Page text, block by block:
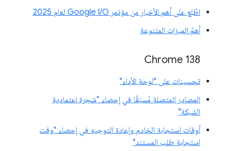
اطّلِع على أهم الأخبار من مؤتمر Google I/O لعام 2025
أهمّ الميزات المتنوعة
‫Chrome 138
تحسينات على "لوحة الأداء"
المصادر المتصلة مُسبَقًا في إحصاء "شجرة اعتمادية
الشبكة"
أوقات استجابة الخادم وإعادة التوجيه في إحصاء "وقت
استجابة طلب المستند"